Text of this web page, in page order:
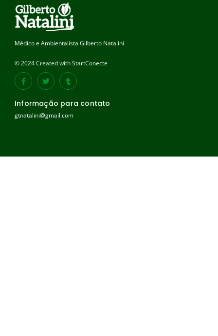
Médico e Ambientalista Gilberto Natalini
© 2024 Created with StartConecte
Informação para contato
gtnatalini@gmail.com